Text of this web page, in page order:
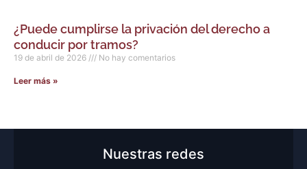
¿Puede cumplirse la privación del derecho a
conducir por tramos?
19 de abril de 2026 No hay comentarios
Leer más »
Nuestras redes